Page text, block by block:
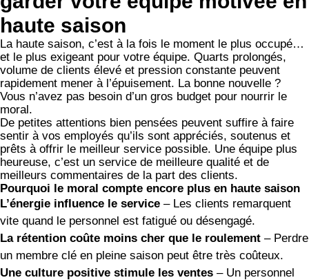
haute saison
La haute saison, c’est à la fois le moment le plus occupé…
et le plus exigeant pour votre équipe. Quarts prolongés,
volume de clients élevé et pression constante peuvent
rapidement mener à l’épuisement. La bonne nouvelle ?
Vous n’avez pas besoin d’un gros budget pour nourrir le
moral.
De petites attentions bien pensées peuvent suffire à faire
sentir à vos employés qu’ils sont appréciés, soutenus et
prêts à offrir le meilleur service possible. Une équipe plus
heureuse, c’est un service de meilleure qualité et de
meilleurs commentaires de la part des clients.
Pourquoi le moral compte encore plus en haute saison
L’énergie influence le service – Les clients remarquent
vite quand le personnel est fatigué ou désengagé.
La rétention coûte moins cher que le roulement – Perdre
un membre clé en pleine saison peut être très coûteux.
Une culture positive stimule les ventes – Un personnel